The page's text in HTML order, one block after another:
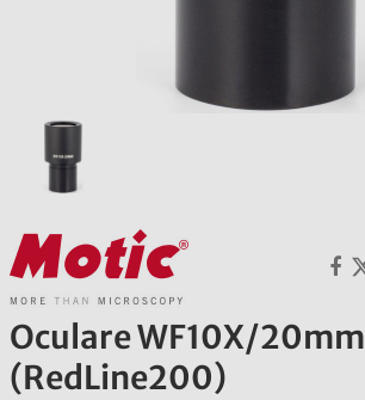
Oculare WF10X/20mm
(RedLine200)